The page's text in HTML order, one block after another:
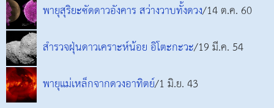
พายุสุริยะซัดดาวอังคาร สว่างวาบทั้งดวง/14 ต.ค. 60
สำรวจฝุ่นดาวเคราะห์น้อย อิโตะกะวะ/19 มี.ค. 54
พายุแม่เหล็กจากดวงอาทิตย์/1 มิ.ย. 43